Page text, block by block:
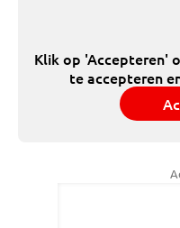
Klik op 'Accepteren'
te accepteren